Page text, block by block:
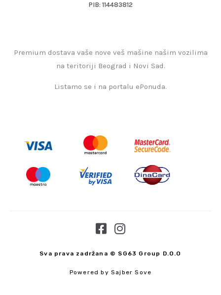
PIB: 114483812
Premium dostava vaše nove veš mašine našim vozilima
na teritoriji Beograd i Novi Sad.
Listamo se i na portalu ePonuda.
F
c
b
I
s
a
Sva prava zadržana © SG63 Group D.O.O
Powered by Sajber Sove